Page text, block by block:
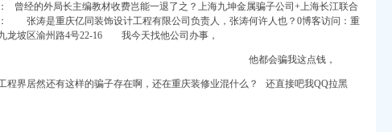
曾经的外局长主编教材收费岂能一退了之？ 上海九坤金属骗子公司+上海长江联合
张涛是重庆亿同装饰设计工程有限公司负责人， 张涛何许人也？ 0博客访问：重
龙坡区渝州路4号22-16 我今天找他公司办事，
他都会骗我这点钱，
界居然还有这样的骗子存在啊，还在重庆装修业混什么？ 还直接吧我QQ拉黑